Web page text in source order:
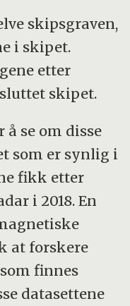
skipsgraven,
i skipet.
etter
skipet.
se om disse
som er synlig i
fikk etter
i 2018. En
at forskere
finnes
datasettene